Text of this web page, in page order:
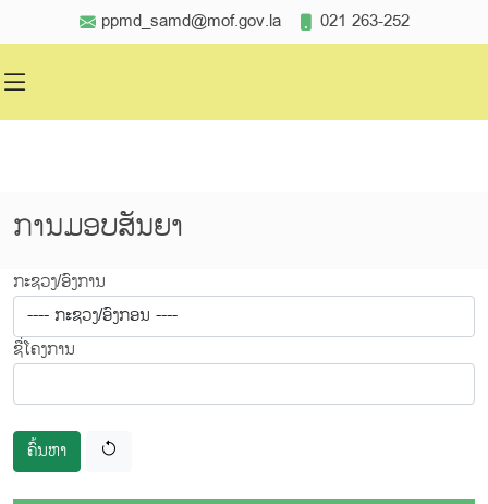
ppmd_samd@mof.gov.la 021 263-252
ການມອບສັນຍາ
ກະຊວງ/ອົງການ
ຊື່ໂຄງການ
ຄົ້ນຫາ